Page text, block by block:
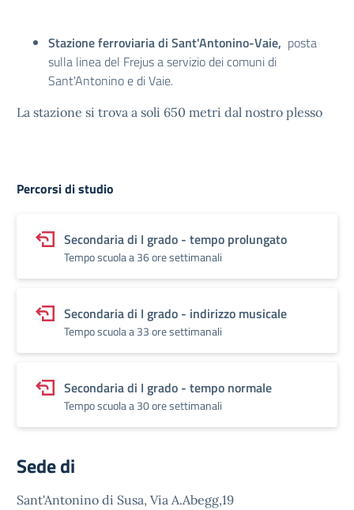
Stazione ferroviaria di Sant'Antonino-Vaie, posta
sulla linea del Frejus a servizio dei comuni di
Sant'Antonino e di Vaie.
La stazione si trova a soli 650 metri dal nostro plesso
Percorsi di studio
Secondaria di I grado - tempo prolungato
Tempo scuola a 36 ore settimanali
Secondaria di I grado - indirizzo musicale
Tempo scuola a 33 ore settimanali
Secondaria di I grado - tempo normale
Tempo scuola a 30 ore settimanali
Sede di
Sant'Antonino di Susa, Via A.Abegg,19